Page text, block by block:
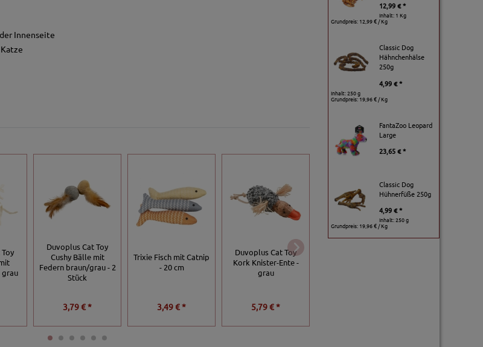
Innenseite
grau
Duvoplus Cat Toy
Cushy Bälle mit
Federn braun/grau - 2
Stück
3,79 € *
Trixie Fisch mit Catnip
- 20 cm
3,49 € *
Duvoplus Cat Toy
Kork Knister-Ente -
grau
5,79 € *
12,99 € *
Inhalt: 1 Kg
Grundpreis: 12,99 € / Kg
Classic Dog
Hähnchenhälse
250g
4,99 € *
Inhalt: 250 g
Grundpreis:19,96 € / Kg
FantaZoo Leopard
Large
23,65 € *
Classic Dog
Hühnerfüße 250g
4,99 € *
Inhalt: 250 g
Grundpreis: 19,96 € / Kg